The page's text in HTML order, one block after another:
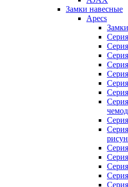
Замки навесные
Apecs